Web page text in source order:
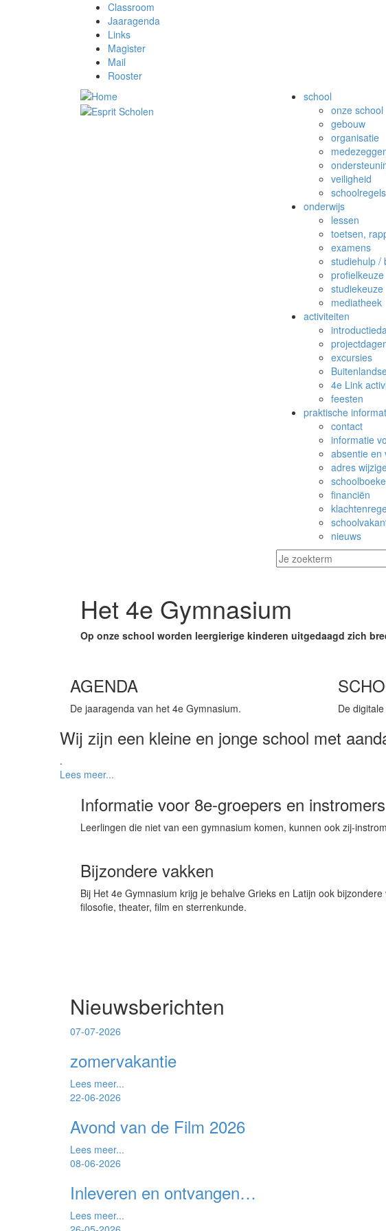
Classroom
Jaaragenda
Links
Magister
Mail
Rooster
school
onze school
gebouw
organisatie
veiligheid
schoolregels
onderwijs
lessen
toetsen,
examens
studiehulp /
profielkeuze
studiekeuze
mediatheek
activiteiten
excursies
4e Link
feesten
praktische
contact
informatie
absentie en
adres
financiën
nieuws
Het 4e Gymnasium
Op onze school worden leergierige kinderen uitgedaagd zich
AGENDA
De jaaragenda van het 4e Gymnasium. De
Wij zijn een kleine en jonge school met
.
Lees meer...
Informatie voor 8e-groepers en instromers
Leerlingen die niet van een gymnasium komen, kunnen ook zij-
Bijzondere vakken
Bij Het 4e Gymnasium krijg je behalve Grieks en Latijn ook bijzondere
filosofie, theater, film en sterrenkunde.
Nieuwsberichten
07-07-2026
zomervakantie
Lees meer...
22-06-2026
Avond van de Film 2026
Lees meer...
08-06-2026
Inleveren en ontvangen…
Lees meer...